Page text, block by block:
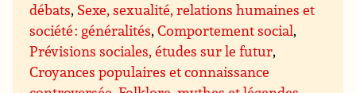
débats, Sexe, sexualité, relations humaines et
société : généralités,Comportement social,
Prévisions sociales, études sur le futur,
Croyances populaires et connaissance